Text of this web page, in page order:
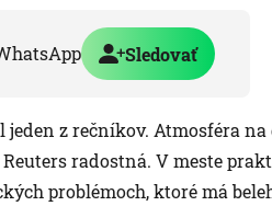
Sledovať
jeden z rečníkov. Atmosféra
radostná. V meste
problémoch, ktoré má